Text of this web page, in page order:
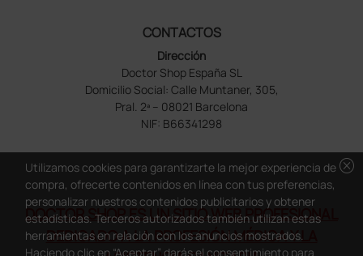
CONTACTOS
Dirección
Doctor Shop España SL
Domicilio Social: Calle Muntaner, 305,
Pral. 2ª – 08021 Barcelona
NIF: B66341298
DOCTOR SHOP ES UN SITIO WEB PROFESIONAL
DEDICADO A LA PROFESIÓN MÉDICA Y LA
cancel
Utilizamos cookies para garantizarte la mejor experiencia de
compra, ofrecerte contenidos en línea con tus preferencias,
personalizar nuestros contenidos publicitarios y obtener
estadísticas. Terceros autorizados también utilizan estas
herramientas en relación con los anuncios mostrados.
Haciendo clic en “Aceptar” darás el consentimiento para